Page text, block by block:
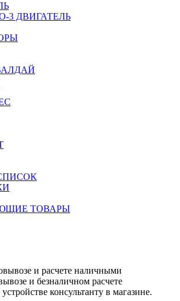
3 ДВИГАТЕЛЬ
ТОВАРЫ
и расчете наличными
и безналичном расчете
консультанту в магазине.